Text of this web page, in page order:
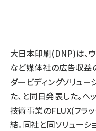
大日本印刷(DNP)は、
など媒体社の広告収益
ダービディングソリュ
た、と同日発表した。
技術事業のFLUX(フラ
結。同社と同ソリューシ